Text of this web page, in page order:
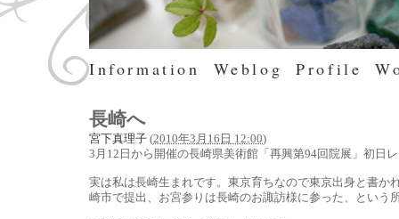
Information Weblog Profile
長崎へ
宮下真理子 (2010年3月16日 12:00)
3月12日から開催の長崎県美術館「再興第94回院展」初日
実は私は長崎生まれです。東京育ちなので東京出身と書
崎市で提出、お宮参りは長崎のお諏訪様に参った、という